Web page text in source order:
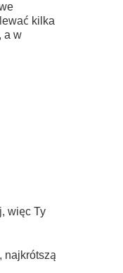
kilka
a w
więc Ty
najkrótszą